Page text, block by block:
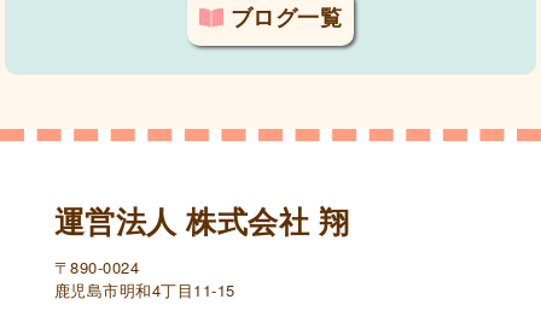
ブログ一覧
運営法人 株式会社 翔
〒890-0024
鹿児島市明和4丁目11-15